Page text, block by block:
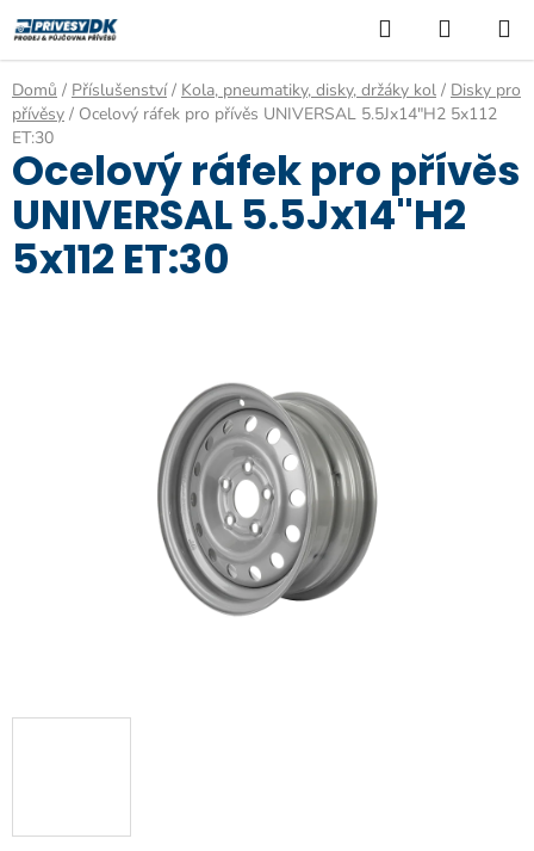
na
obsah
Hledat
KOŠÍK
Domů / Příslušenství / Kola, pneumatiky, disky, držáky kol / Disky pro
přívěsy / Ocelový ráfek pro přívěs UNIVERSAL 5.5Jx14"H2 5x112
ET:30
Ocelový ráfek pro přívěs
UNIVERSAL 5.5Jx14"H2
5x112 ET:30